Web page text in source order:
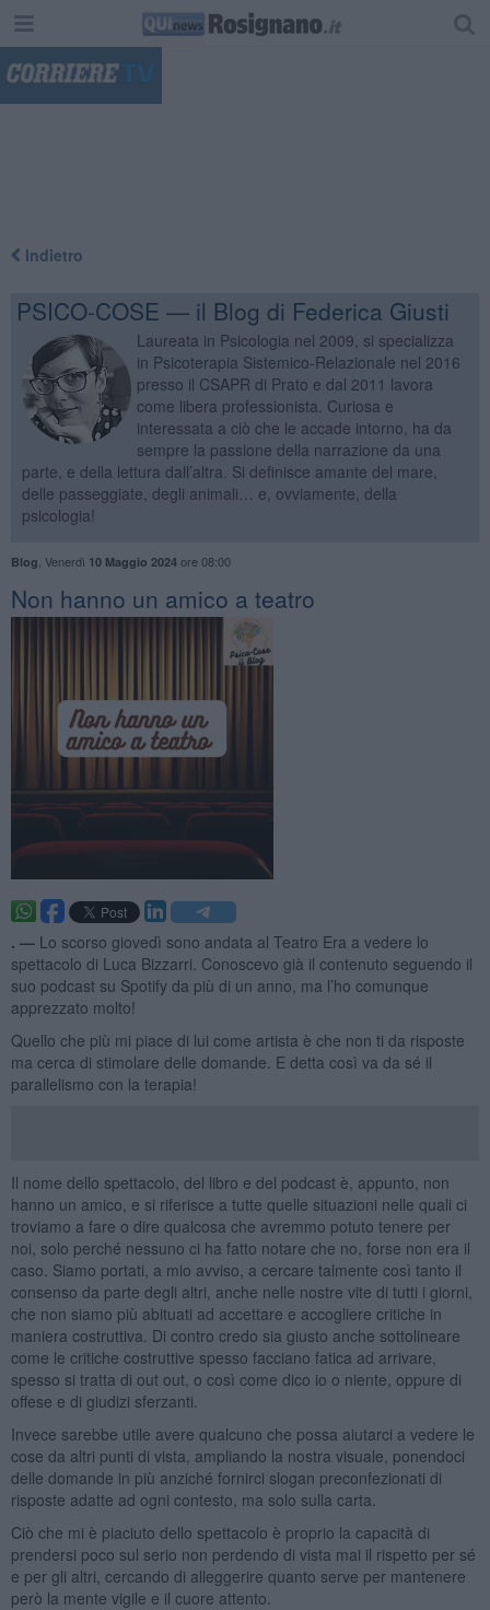
Indietro
PSICO-COSE — il Blog di Federica Giusti
Laureata in Psicologia nel 2009, si specializza
in Psicoterapia Sistemico-Relazionale nel 2016
presso il CSAPR di Prato e dal 2011 lavora
come libera professionista. Curiosa e
interessata a ciò che le accade intorno, ha da
sempre la passione della narrazione da una
parte, e della lettura dall’altra. Si definisce amante del mare,
delle passeggiate, degli animali… e, ovviamente, della
psicologia!
Blog Venerdì 10 Maggio 2024ore 08:00
Non hanno un amico a teatro​
. — Lo scorso giovedì sono andata al Teatro Era a vedere lo
spettacolo di Luca Bizzarri. Conoscevo già il contenuto seguendo il
suo podcast su Spotify da più di un anno, ma l’ho comunque
apprezzato molto!
Quello che più mi piace di lui come artista è che non ti da risposte
ma cerca di stimolare delle domande. E detta così va da sé il
parallelismo con la terapia!
Il nome dello spettacolo, del libro e del podcast è, appunto, non
hanno un amico, e si riferisce a tutte quelle situazioni nelle quali ci
troviamo a fare o dire qualcosa che avremmo potuto tenere per
noi, solo perché nessuno ci ha fatto notare che no, forse non era il
caso. Siamo portati, a mio avviso, a cercare talmente così tanto il
consenso da parte degli altri, anche nelle nostre vite di tutti i giorni,
che non siamo più abituati ad accettare e accogliere critiche in
maniera costruttiva. Di contro credo sia giusto anche sottolineare
come le critiche costruttive spesso facciano fatica ad arrivare,
spesso si tratta di out out, o così come dico io o niente, oppure di
offese e di giudizi sferzanti.
Invece sarebbe utile avere qualcuno che possa aiutarci a vedere le
cose da altri punti di vista, ampliando la nostra visuale, ponendoci
delle domande in più anziché fornirci slogan preconfezionati di
risposte adatte ad ogni contesto, ma solo sulla carta.
Ciò che mi è piaciuto dello spettacolo è proprio la capacità di
prendersi poco sul serio non perdendo di vista mai il rispetto per sé
e per gli altri, cercando di alleggerire quanto serve per mantenere
però la mente vigile e il cuore attento.